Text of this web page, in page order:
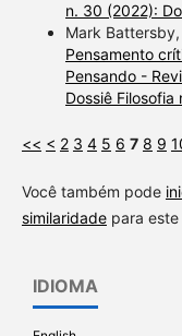
n. 30 (2022):
Mark
Pensamento
Pensando -
Dossiê Filosofia
<< < 2 3 4 5 6 7 8 9
Você também pode
similaridadepara este
IDIOMA